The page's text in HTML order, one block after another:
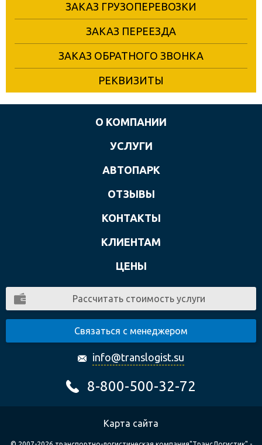
ЗАКАЗ ГРУЗОПЕРЕВОЗКИ
ЗАКАЗ ПЕРЕЕЗДА
ЗАКАЗ ОБРАТНОГО ЗВОНКА
РЕКВИЗИТЫ
О КОМПАНИИ
УСЛУГИ
АВТОПАРК
ОТЗЫВЫ
КОНТАКТЫ
КЛИЕНТАМ
ЦЕНЫ
Рассчитать стоимость услуги
Связаться с менеджером
info@translogist.su
8-800-500-32-72
Карта сайта